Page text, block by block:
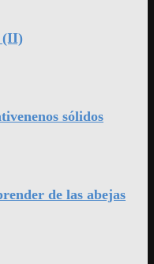
(II)
sólidos
de las abejas